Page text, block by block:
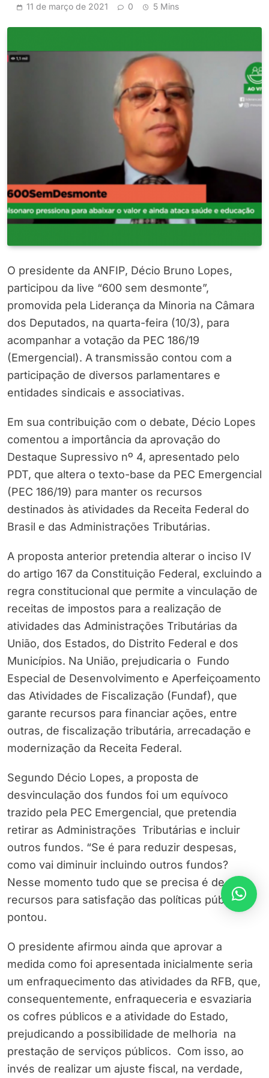
11 de março de 2021 0 5 Mins
O presidente da ANFIP, Décio Bruno Lopes,
participou da live “600 sem desmonte”,
promovida pela Liderança da Minoria na Câmara
dos Deputados, na quarta-feira (10/3), para
acompanhar a votação da PEC 186/19
(Emergencial). A transmissão contou com a
participação de diversos parlamentares e
entidades sindicais e associativas.
Em sua contribuição com o debate, Décio Lopes
comentou a importância da aprovação do
Destaque Supressivo nº 4, apresentado pelo
PDT, que altera o texto-base da PEC Emergencial
(PEC 186/19) para manter os recursos
destinados às atividades da Receita Federal do
Brasil e das Administrações Tributárias.
A proposta anterior pretendia alterar o inciso IV
do artigo 167 da Constituição Federal, excluindo a
regra constitucional que permite a vinculação de
receitas de impostos para a realização de
atividades das Administrações Tributárias da
União, dos Estados, do Distrito Federal e dos
Municípios. Na União, prejudicaria o Fundo
Especial de Desenvolvimento e Aperfeiçoamento
das Atividades de Fiscalização (Fundaf), que
garante recursos para financiar ações, entre
outras, de fiscalização tributária, arrecadação e
modernização da Receita Federal.
Segundo Décio Lopes, a proposta de
desvinculação dos fundos foi um equívoco
trazido pela PEC Emergencial, que pretendia
retirar as Administrações Tributárias e incluir
outros fundos. “Se é para reduzir despesas,
como vai diminuir incluindo outros fundos?
Nesse momento tudo que se precisa é de
recursos para satisfação das políticas públicas”,
pontou.
O presidente afirmou ainda que aprovar a
medida como foi apresentada inicialmente seria
um enfraquecimento das atividades da RFB, que,
consequentemente, enfraqueceria e esvaziaria
os cofres públicos e a atividade do Estado,
prejudicando a possibilidade de melhoria na
prestação de serviços públicos. Com isso, ao
invés de realizar um ajuste fiscal, na verdade,